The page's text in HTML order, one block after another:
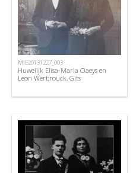
MIE20131227_003
Huwelijk Elisa-Maria Claeys en
Leon Werbrouck, Gits